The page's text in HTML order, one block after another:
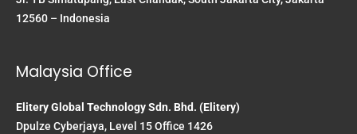
12560 – Indonesia
Malaysia Office
Elitery Global Technology Sdn. Bhd. (Elitery)
Dpulze Cyberjaya, Level 15 Office 1426